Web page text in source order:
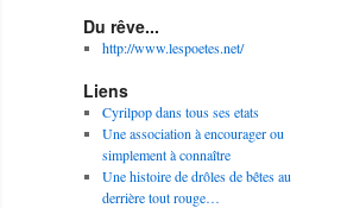
Du rêve...
http://www.lespoetes.net/
Liens
Cyrilpop dans tous ses etats
Une association à encourager ou
simplement à connaître
Une histoire de drôles de bêtes au
derrière tout rouge…